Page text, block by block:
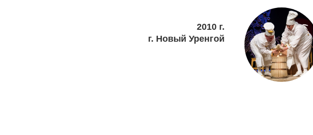
2010 г.
г. Новый Уренгой